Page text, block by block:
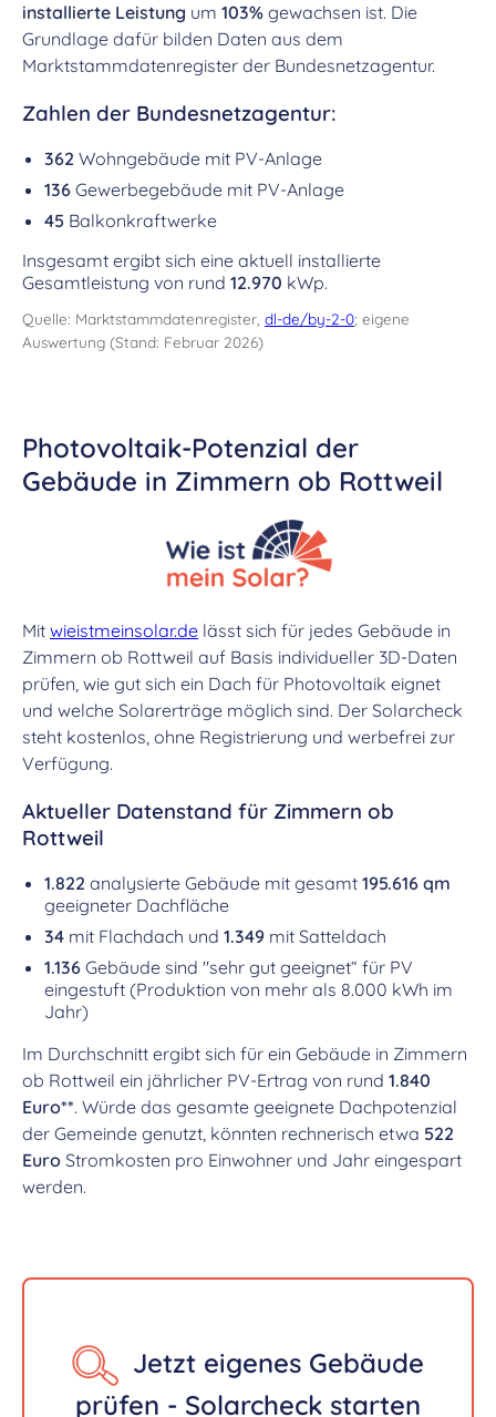
installierte Leistung um 103% gewachsen ist. Die
Grundlage dafür bilden Daten aus dem
Marktstammdatenregister der Bundesnetzagentur.
Zahlen der Bundesnetzagentur:
362 Wohngebäude mit PV-Anlage
136 Gewerbegebäude mit PV-Anlage
45 Balkonkraftwerke
Insgesamt ergibt sich eine aktuell installierte
Gesamtleistung von rund 12.970 kWp.
Quelle: Marktstammdatenregister, dl-de/by-2-0; eigene
Auswertung (Stand: Februar 2026)
Photovoltaik-Potenzial der
Gebäude in Zimmern ob Rottweil
Mit wieistmeinsolar.de lässt sich für jedes Gebäude in
Zimmern ob Rottweil auf Basis individueller 3D-Daten
prüfen, wie gut sich ein Dach für Photovoltaik eignet
und welche Solarerträge möglich sind. Der Solarcheck
steht kostenlos, ohne Registrierung und werbefrei zur
Verfügung.
Aktueller Datenstand für Zimmern ob
Rottweil
1.822 analysierte Gebäude mit gesamt 195.616 qm
geeigneter Dachfläche
34 mit Flachdach und 1.349 mit Satteldach
1.136 Gebäude sind "sehr gut geeignet“ für PV
eingestuft (Produktion von mehr als 8.000 kWh im
Jahr)
Im Durchschnitt ergibt sich für ein Gebäude in Zimmern
ob Rottweil ein jährlicher PV-Ertrag von rund 1.840
Euro**. Würde das gesamte geeignete Dachpotenzial
der Gemeinde genutzt, könnten rechnerisch etwa 522
Euro Stromkosten pro Einwohner und Jahr eingespart
werden.
Jetzt eigenes Gebäude
prüfen - Solarcheck starten